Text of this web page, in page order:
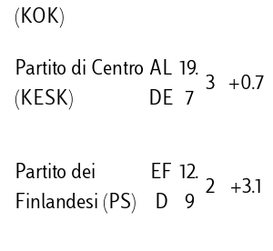
(KOK)
Partito di Centro
(KESK)
AL
DE
19.
7
3 +0.7
Partito dei
Finlandesi (PS)
EF
D
12.
9
2 +3.1